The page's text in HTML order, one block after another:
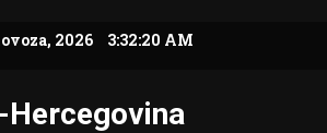
2026 3:32:22 AM
Hercegovina